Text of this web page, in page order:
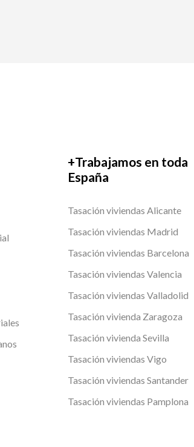
+Trabajamos en toda
España
Tasación viviendas Alicante
Tasación viviendas Madrid
Tasación viviendas Barcelona
Tasación viviendas Valencia
Tasación viviendas Valladolid
Tasación vivienda Zaragoza
Tasación vivienda Sevilla
Tasación viviendas Vigo
Tasación viviendas Santander
Tasación viviendas Pamplona